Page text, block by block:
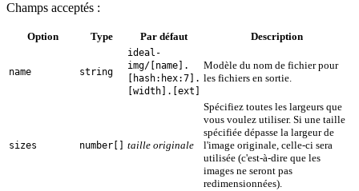
Champs acceptés :
Option Type Par défaut Description
name string
ideal-
img/[name].
[hash:hex:7].
[width].[ext]
Modèle du nom de fichier pour
les fichiers en sortie.
sizes number[] taille originale
Spécifiez toutes les largeurs que
vous voulez utiliser. Si une taille
spécifiée dépasse la largeur de
l'image originale, celle-ci sera
utilisée (c'est-à-dire que les
images ne seront pas
redimensionnées).